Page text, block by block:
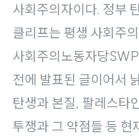
사회주의자이다. 정부
클리프는 평생 사회주
사회주의노동자당
전에 발표된 글이어서
탄생과 본질, 팔레스타
투쟁과 그 약점들 등 현